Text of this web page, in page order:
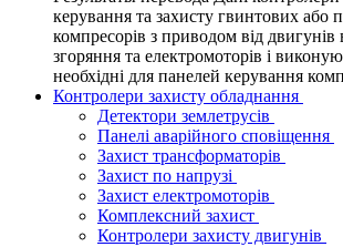
керування та захисту гвинтових або
компресорів з приводом від двигунів
згоряння та електромоторів і
необхідні для панелей керування
Контролери захисту обладнання
Детектори землетрусів
Панелі аварійного сповіщення
Захист трансформаторів
Захист по напрузі
Захист електромоторів
Комплексний захист
Контролери захисту двигунів